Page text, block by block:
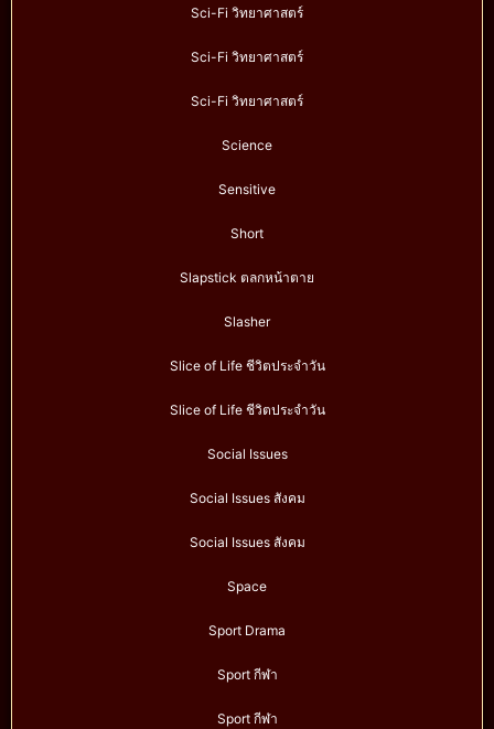
Sci-Fi วิทยาศาสตร์
Sci-Fi วิทยาศาสตร์
Sci-Fi วิทยาศาสตร์
Science
Sensitive
Short
Slapstick ตลกหน้าตาย
Slasher
Slice of Life ชีวิตประจำวัน
Slice of Life ชีวิตประจำวัน
Social Issues
Social Issues สังคม
Social Issues สังคม
Space
Sport Drama
Sport กีฬา
Sport กีฬา